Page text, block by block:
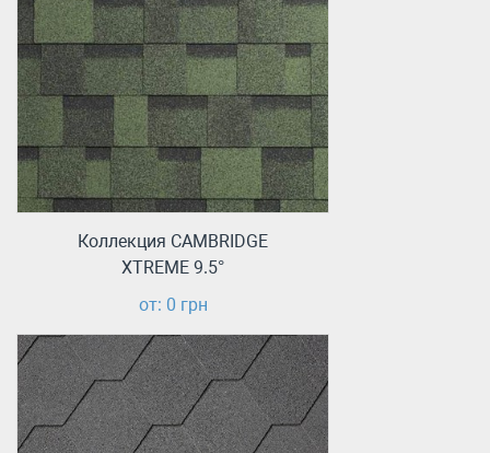
Коллекция CAMBRIDGE
XTREME 9.5°
от: 0 грн